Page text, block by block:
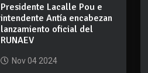
Presidente Lacalle Pou e
intendente Antía encabezan
lanzamiento oficial del
RUNAEV
Nov 04 2024